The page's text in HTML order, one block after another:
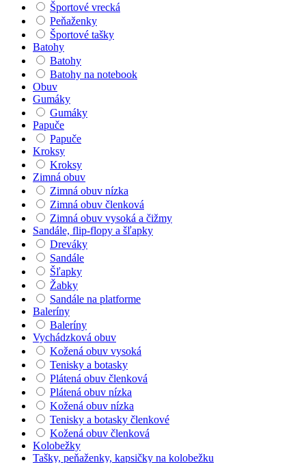
Športové vrecká
Peňaženky
Športové tašky
Batohy
Batohy
Batohy na notebook
Obuv
Gumáky
Gumáky
Papuče
Papuče
Kroksy
Kroksy
Zimná obuv
Zimná obuv nízka
Zimná obuv členková
Zimná obuv vysoká a čižmy
Sandále, flip-flopy a šľapky
Dreváky
Sandále
Šľapky
Žabky
Sandále na platforme
Baleríny
Baleríny
Vychádzková obuv
Kožená obuv vysoká
Tenisky a botasky
Plátená obuv členková
Plátená obuv nízka
Kožená obuv nízka
Tenisky a botasky členkové
Kožená obuv členková
Kolobežky
Tašky, peňaženky, kapsičky na kolobežku